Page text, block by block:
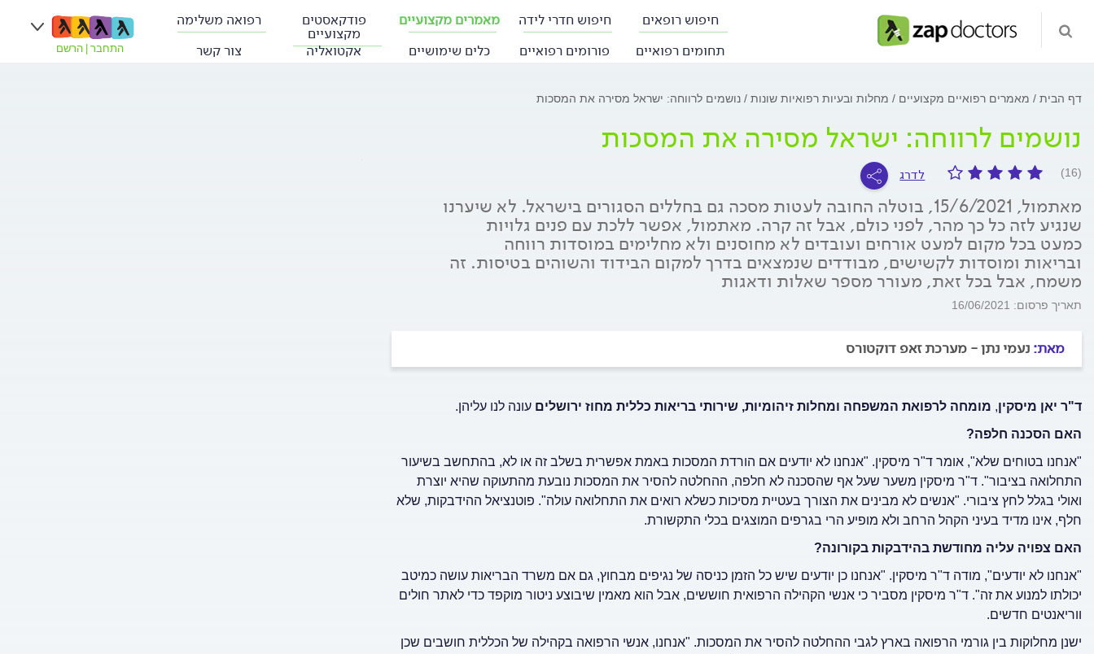
חיפוש רופאים חיפוש חדרי לידה מאמרים מקצועיים פודקאסטים
מקצועיים
רפואה משלימה
תחומים רפואיים
פורומים רפואיים כלים שימושיים אקטואליה צור קשר התחבר הרשם
דף הבית מאמרים רפואיים מקצועיים מחלות ובעיות רפואיות שונות נושמים לרווחה: ישראל מסירה את המסכות
נושמים לרווחה: ישראל מסירה את המסכות
(16) לדרג
מאתמול, 15/6/2021, בוטלה החובה לעטות מסכה גם בחללים הסגורים בישראל. לא שיערנו
שנגיע לזה כל כך מהר, לפני כולם, אבל זה קרה. מאתמול, אפשר ללכת עם פנים גלויות
כמעט בכל מקום למעט אורחים ועובדים לא מחוסנים ולא מחלימים במוסדות רווחה
ובריאות ומוסדות לקשישים, מבודדים שנמצאים בדרך למקום הבידוד והשוהים בטיסות. זה
משמח, אבל בכל זאת, מעורר מספר שאלות ודאגות
תאריך פרסום: 16/06/2021
מאת: נעמי נתן - מערכת זאפ דוקטורס
ד"ר יאן מיסקין, מומחה לרפואת המשפחה ומחלות זיהומיות, שירותי בריאות כללית מחוז ירושלים עונה לנו עליהן.
האם הסכנה חלפה?
"אנחנו בטוחים שלא", אומר ד"ר מיסקין. "אנחנו לא יודעים אם הורדת המסכות באמת אפשרית בשלב זה או לא, בהתחשב בשיעור
התחלואה בציבור". ד"ר מיסקין משער שעל אף שהסכנה לא חלפה, ההחלטה להסיר את המסכות נובעת מהתעוקה שהיא יוצרת
ואולי בגלל לחץ ציבורי. "אנשים לא מבינים את הצורך בעטיית מסיכות כשלא רואים את התחלואה עולה". פוטנציאל ההידבקות, שלא
חלף, אינו מדיד בעיני הקהל הרחב ולא מופיע הרי בגרפים המוצגים בכלי התקשורת.
האם צפויה עליה מחודשת בהידבקות בקורונה?
"אנחנו לא יודעים", מודה ד"ר מיסקין. "אנחנו כן יודעים שיש כל הזמן כניסה של נגיפים מבחוץ, גם אם משרד הבריאות עושה כמיטב
יכולתו למנוע את זה". ד"ר מיסקין מסביר כי אנשי הקהילה הרפואית חוששים, אבל הוא מאמין שיבוצע ניטור מוקפד כדי לאתר חולים
ווריאנטים חדשים.
ישנן מחלוקות בין גורמי הרפואה בארץ לגבי ההחלטה להסיר את המסכות. "אנחנו, אנשי הרפואה בקהילה של הכללית חושבים שכן